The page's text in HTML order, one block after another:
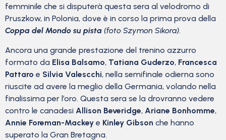
femminile che si disputerà questa sera al velodromo di
Pruszkow, in Polonia, dove è in corso la prima prova della
Coppa del Mondo su pista (foto Szymon Sikora).
Ancora una grande prestazione del trenino azzurro
formato da Elisa Balsamo, Tatiana Guderzo, Francesca
Pattaro e Silvia Valescchi, nella semifinale odierna sono
riuscite ad avere la meglio della Germania, volando nella
finalissima per l’oro. Questa sera se la drovranno vedere
contro le canadesi Allison Beveridge, Ariane Bonhomme,
Annie Foreman-Mackey e Kinley Gibson che hanno
superato la Gran Bretagna.